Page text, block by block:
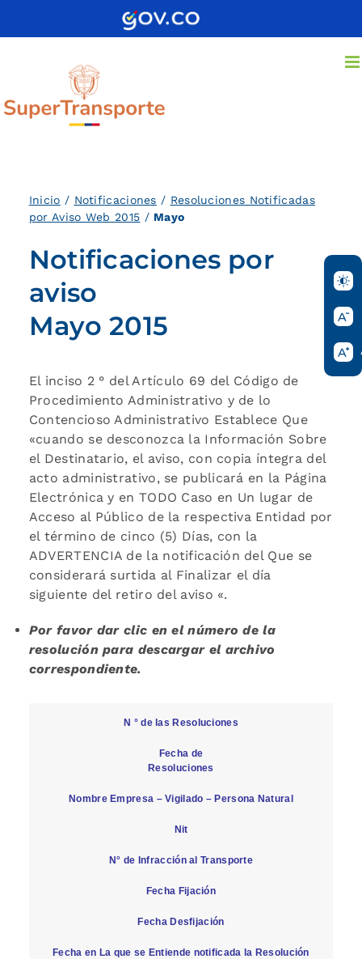
Inicio / Notificaciones / Resoluciones Notificadas
por Aviso Web 2015 / Mayo
Notificaciones por
aviso
Mayo 2015
El inciso 2 ° del Artículo 69 del Código de
Procedimiento Administrativo y de lo
Contencioso Administrativo Establece Que
«cuando se desconozca la Información Sobre
el Destinatario, el aviso, con copia íntegra del
acto administrativo, se publicará en la Página
Electrónica y en TODO Caso en Un lugar de
Acceso al Público de la respectiva Entidad por
el término de cinco (5) Días, con la
ADVERTENCIA de la notificación del Que se
considerará surtida al Finalizar el día
siguiente del retiro del aviso «.
Por favor dar clic en el número de la
resolución para descargar el archivo
correspondiente.
N ° de las Resoluciones
Fecha de
Resoluciones
Nombre Empresa – Vigilado – Persona Natural
Nit
N° de Infracción al Transporte
Fecha Fijación
Fecha Desfijación
Fecha en La que se Entiende notificada la Resolución